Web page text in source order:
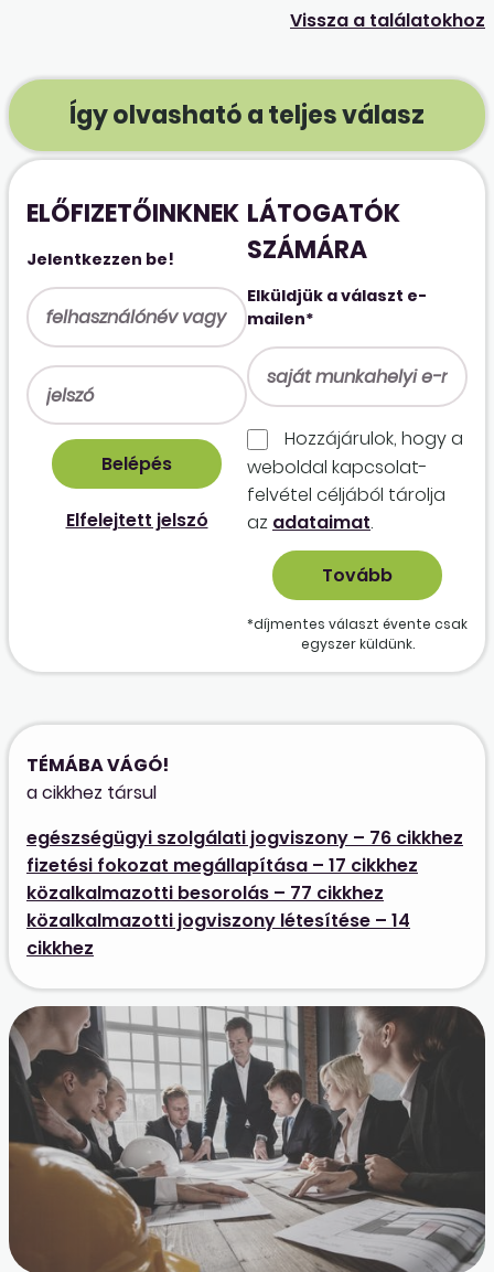
Vissza a találatokhoz
Így olvasható a teljes válasz
ELŐFIZETŐINKNEK
Jelentkezzen be!
Elfelejtett jelszó
LÁTOGATÓK
SZÁMÁRA
Elküldjük a választ e-
mailen*
Hozzájárulok, hogy a
weboldal kapcso­lat­
felvétel céljából tárolja
az adataimat.
*díjmentes választ évente csak
egyszer küldünk.
TÉMÁBA VÁGÓ!
a cikkhez társul
egészségügyi szolgálati jogviszony – 76 cikkhez
fizetési fokozat megállapítása – 17 cikkhez
közalkalmazotti besorolás – 77 cikkhez
közalkalmazotti jogviszony létesítése – 14
cikkhez